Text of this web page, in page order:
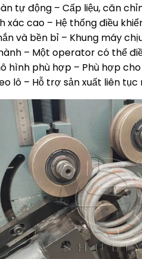
tự động – Cấp liệu, căn
xác cao – Hệ thống điều
và bền bỉ – Khung máy
– Một operator có thể
hình phù hợp – Phù hợp
lô – Hỗ trợ sản xuất liên tục